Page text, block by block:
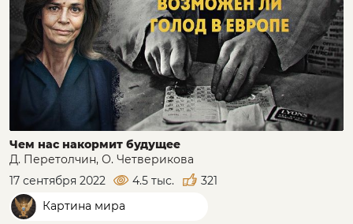
Чем нас накормит будущее
Д. Перетолчин, О. Четверикова
17 сентября 2022
4.5 тыс.
321
Картина мира